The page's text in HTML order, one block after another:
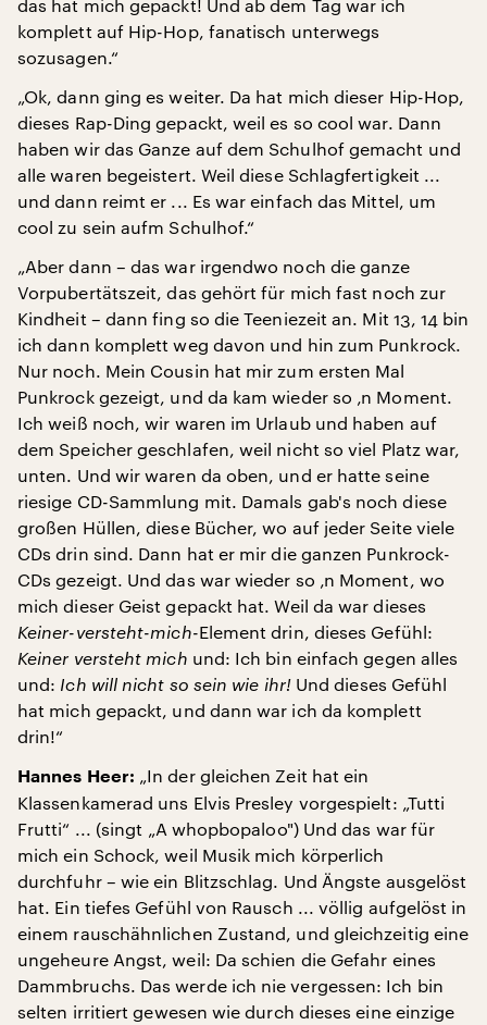
das hat mich gepackt! Und ab dem Tag war ich
komplett auf Hip-Hop, fanatisch unterwegs
sozusagen.“
„Ok, dann ging es weiter. Da hat mich dieser Hip-Hop,
dieses Rap-Ding gepackt, weil es so cool war. Dann
haben wir das Ganze auf dem Schulhof gemacht und
alle waren begeistert. Weil diese Schlagfertigkeit ...
und dann reimt er ... Es war einfach das Mittel, um
cool zu sein aufm Schulhof.“
„Aber dann – das war irgendwo noch die ganze
Vorpubertätszeit, das gehört für mich fast noch zur
Kindheit – dann fing so die Teeniezeit an. Mit 13, 14 bin
ich dann komplett weg davon und hin zum Punkrock.
Nur noch. Mein Cousin hat mir zum ersten Mal
Punkrock gezeigt, und da kam wieder so ‚n Moment.
Ich weiß noch, wir waren im Urlaub und haben auf
dem Speicher geschlafen, weil nicht so viel Platz war,
unten. Und wir waren da oben, und er hatte seine
riesige CD-Sammlung mit. Damals gab's noch diese
großen Hüllen, diese Bücher, wo auf jeder Seite viele
CDs drin sind. Dann hat er mir die ganzen Punkrock-
CDs gezeigt. Und das war wieder so ‚n Moment, wo
mich dieser Geist gepackt hat. Weil da war dieses
Keiner-versteht-mich-Element drin, dieses Gefühl:
Keiner versteht mich und: Ich bin einfach gegen alles
und: Ich will nicht so sein wie ihr! Und dieses Gefühl
hat mich gepackt, und dann war ich da komplett
drin!“
Hannes Heer: „In der gleichen Zeit hat ein
Klassenkamerad uns Elvis Presley vorgespielt: „Tutti
Frutti“ ... (singt „A whopbopaloo") Und das war für
mich ein Schock, weil Musik mich körperlich
durchfuhr – wie ein Blitzschlag. Und Ängste ausgelöst
hat. Ein tiefes Gefühl von Rausch ... völlig aufgelöst in
einem rauschähnlichen Zustand, und gleichzeitig eine
ungeheure Angst, weil: Da schien die Gefahr eines
Dammbruchs. Das werde ich nie vergessen: Ich bin
selten irritiert gewesen wie durch dieses eine einzige